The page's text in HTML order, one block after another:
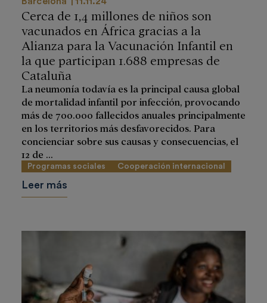
Cerca de 1,4 millones de niños son
vacunados en África gracias a la
Alianza para la Vacunación Infantil en
la que participan 1.688 empresas de
Cataluña
La neumonía todavía es la principal causa global
de mortalidad infantil por infección, provocando
más de 700.000 fallecidos anuales principalmente
en los territorios más desfavorecidos. Para
concienciar sobre sus causas y consecuencias, el
12 de ...
Programas sociales Cooperación internacional
Leer más